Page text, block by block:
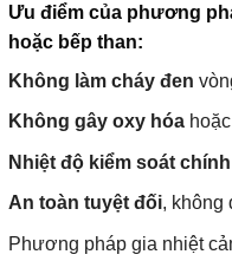
Ưu điểm của phương
hoặc bếp than:
Không làm cháy đen
Không gây oxy hóa
Nhiệt độ kiểm soát
An toàn tuyệt đối, không
Phương pháp gia nhiệt